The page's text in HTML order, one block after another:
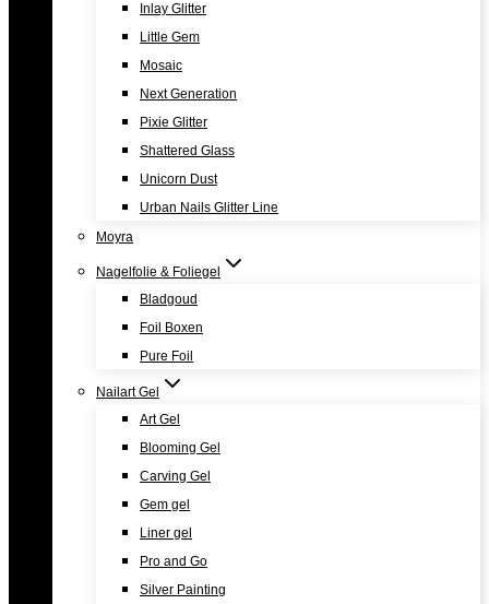
Inlay Glitter
Little Gem
Mosaic
Next Generation
Pixie Glitter
Shattered Glass
Unicorn Dust
Urban Nails Glitter Line
Moyra
Nagelfolie & Foliegel
Bladgoud
Foil Boxen
Pure Foil
Nailart Gel
Art Gel
Blooming Gel
Carving Gel
Gem gel
Liner gel
Pro and Go
Silver Painting